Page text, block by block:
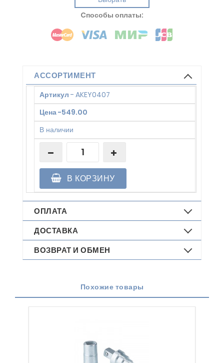
Cпособы оплаты:
АССОРТИМЕНТ
Артикул - AKEY0407
Цена-549.00
В наличии
В КОРЗИНУ
ОПЛАТА
ДОСТАВКА
ВОЗВРАТ И ОБМЕН
Похожие товары